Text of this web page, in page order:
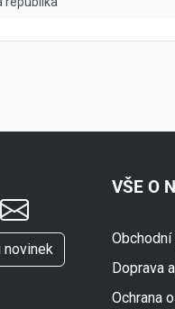
novinek
VŠE O
Doprava
Ochrana